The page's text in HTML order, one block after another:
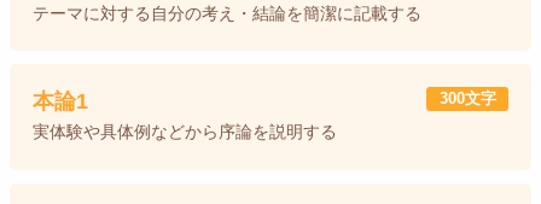
テーマに対する自分の考え・結論を簡潔に記載する
本論1
実体験や具体例などから序論を説明する
300文字